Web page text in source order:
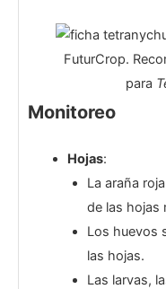
FuturCrop.
para
Monitoreo
Hojas:
La araña
de las hojas
Los huevos
las hojas.
Las larvas,